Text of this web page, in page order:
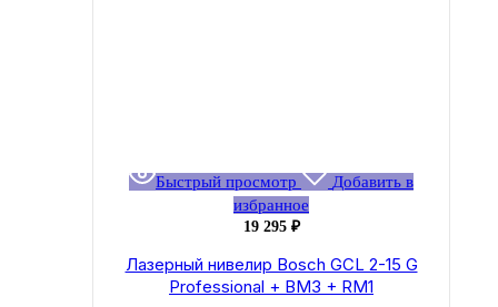
Быстрый просмотр
Добавить в
избранное
19 295 ₽
Лазерный нивелир Bosch GCL 2-15 G
Professional + BM3 + RM1